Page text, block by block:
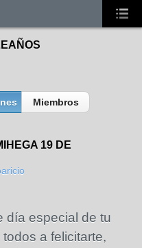
Miembros
19 DE
día especial de tu
a felicitarte,